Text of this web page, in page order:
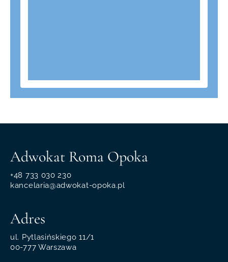
Adwokat Roma Opoka
+48 733 030 230
kancelaria@adwokat-opoka.pl
Adres
ul. Pytlasińskiego 11/1
00-777 Warszawa